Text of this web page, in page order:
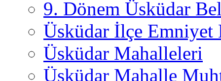
9. Dönem Üsküdar
Üsküdar İlçe
Üsküdar Mahalleleri
Üsküdar Mahalle